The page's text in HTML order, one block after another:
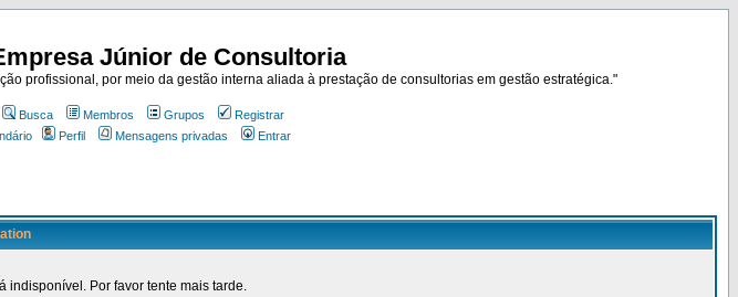
Júnior de Consultoria
profissional, por meio da gestão interna aliada à prestação de consultorias em gestão estratégica."
Busca Membros Grupos
Registrar
Perfil Mensagens privadas Entrar
indisponível. Por favor tente mais tarde.